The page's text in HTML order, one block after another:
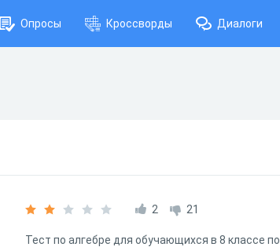
Опросы Кроссворды Диалоги
2 21
Тест по алгебре для обучающихся в 8 классе